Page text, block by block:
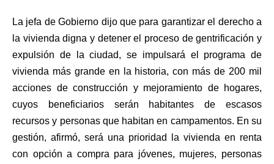
La jefa de Gobierno dijo que para garantizar el derecho a
la vivienda digna y detener el proceso de gentrificación y
expulsión de la ciudad, se impulsará el programa de
vivienda más grande en la historia, con más de 200 mil
acciones de construcción y mejoramiento de hogares,
cuyos beneficiarios serán habitantes de escasos
recursos y personas que habitan en campamentos. En su
gestión, afirmó, será una prioridad la vivienda en renta
con opción a compra para jóvenes, mujeres, personas